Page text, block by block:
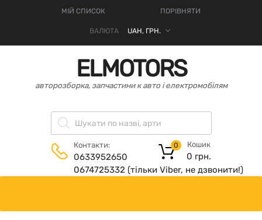
МІЙ СПИСОК ПОРІВНЯТИ
ВАЛЮТА
ELMOTORS
авторозборка, запчастини к авто і електромобілям
Контакти:
0633952650
0674725332 (тільки Viber, не дзвонити!)
Кошик
0 грн.
0